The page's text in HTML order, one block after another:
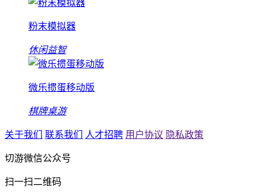
粉末模拟器
休闲益智
微乐掼蛋移动版
棋牌桌游
关于我们 联系我们 人才招聘 用户协议 隐私政策
切游微信公众号
扫一扫二维码